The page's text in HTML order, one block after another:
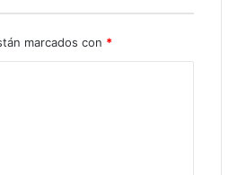
marcados con *